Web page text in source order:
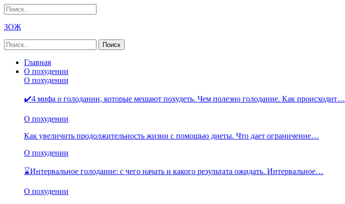
ЗОЖ
Главная
О похудении
О похудении
✔️4 мифа о голодании, которые мешают похудеть. Чем полезно голодание. Как происходит…
О похудении
Как увеличить продолжительность жизни с помощью диеты. Что дает ограничение…
О похудении
⌛Интервальное голодание: с чего начать и какого результата ожидать. Интервальное…
О похудении